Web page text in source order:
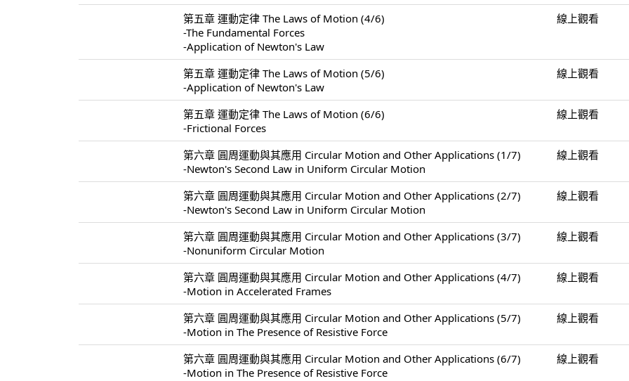
第五章 運動定律 The Laws of Motion (4/6)
-The Fundamental Forces
-Application of Newton's Law
線上觀看
第五章 運動定律 The Laws of Motion (5/6)
-Application of Newton's Law
線上觀看
第五章 運動定律 The Laws of Motion (6/6)
-Frictional Forces
線上觀看
第六章 圓周運動與其應用 Circular Motion and Other Applications (1/7)
-Newton's Second Law in Uniform Circular Motion
線上觀看
第六章 圓周運動與其應用 Circular Motion and Other Applications (2/7)
-Newton's Second Law in Uniform Circular Motion
線上觀看
第六章 圓周運動與其應用 Circular Motion and Other Applications (3/7)
-Nonuniform Circular Motion
線上觀看
第六章 圓周運動與其應用 Circular Motion and Other Applications (4/7)
-Motion in Accelerated Frames
線上觀看
第六章 圓周運動與其應用 Circular Motion and Other Applications (5/7)
-Motion in The Presence of Resistive Force
線上觀看
第六章 圓周運動與其應用 Circular Motion and Other Applications (6/7)
-Motion in The Presence of Resistive Force
線上觀看